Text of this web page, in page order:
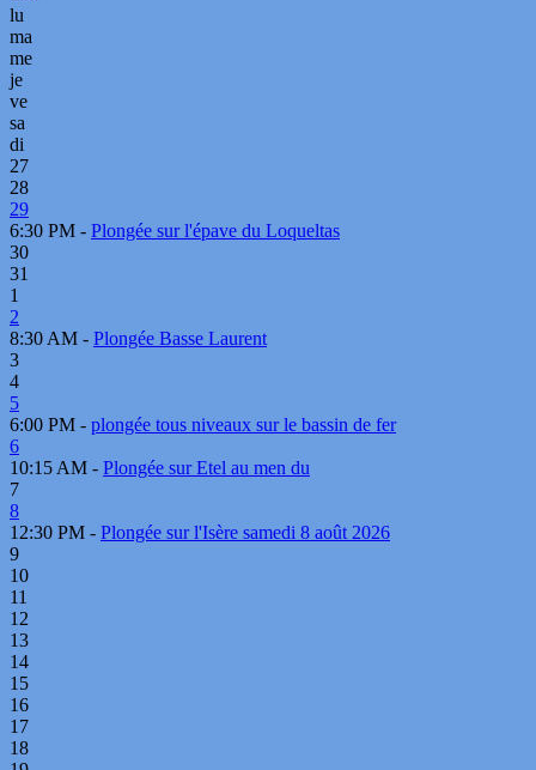
lu
ma
me
je
ve
sa
di
27
28
29
6:30 PM - Plongée sur l'épave du Loqueltas
30
31
1
2
8:30 AM - Plongée Basse Laurent
3
4
5
6:00 PM - plongée tous niveaux sur le bassin de fer
6
10:15 AM - Plongée sur Etel au men du
7
8
12:30 PM - Plongée sur l'Isère samedi 8 août 2026
9
10
11
12
13
14
15
16
17
18